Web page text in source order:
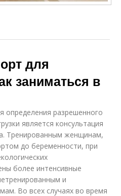
для
заниматься в
определения разрешенного
является консультация
Тренированным женщинам,
до беременности, при
более интенсивные
и
Во всех случаях во время